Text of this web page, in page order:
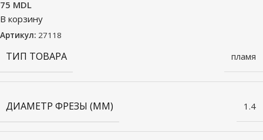
75 MDL
В корзину
Артикул: 27118
ТИП ТОВАРА пламя
ДИАМЕТР ФРЕЗЫ (ММ) 1.4